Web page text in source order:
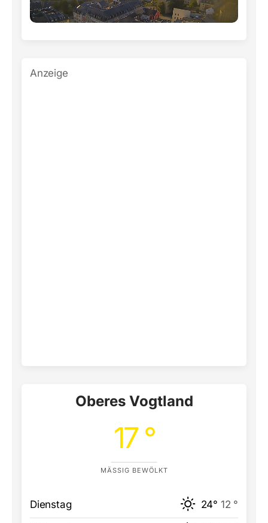
Anzeige
Oberes Vogtland
17 °
MÄSSIG BEWÖLKT
Dienstag 24° 12 °